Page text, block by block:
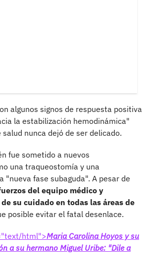
algunos signos de respuesta positiva
la estabilización hemodinámica"
nunca dejó de ser delicado.
fue sometido a nuevos
una traqueostomía y una
"nueva fase subaguda". A pesar de
del equipo médico y
su cuidado en todas las áreas de
posible evitar el fatal desenlace.
html">Maria Carolina Hoyos y su
a su hermano Miguel Uribe: "Dile a